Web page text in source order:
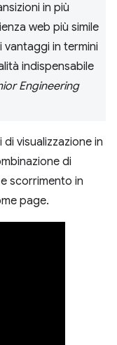
in più
web più simile
vantaggi in termini
indispensabile
Engineering
visualizzazione in
di
scorrimento in
page.